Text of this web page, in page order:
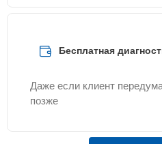
Бесплатная
Даже если клиент
позже